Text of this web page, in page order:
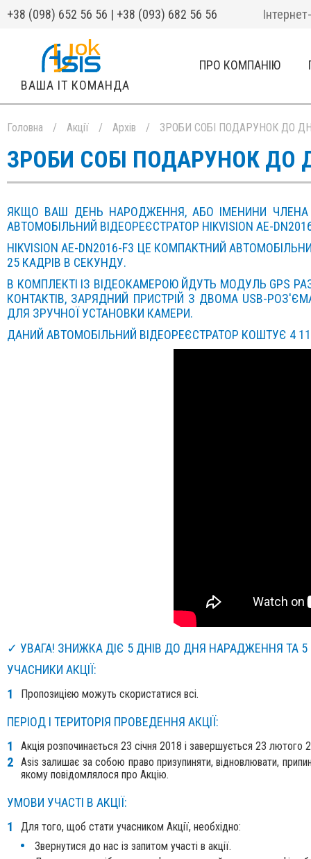
+38 (098) 652 56 56 | +38 (093) 682 56 56
ВАША IT КОМАНДА
ПРО КОМПАНІЮ
Головна / Акції / Архів / ЗРОБИ СОБІ ПОДАРУНОК ДО
ЗРОБИ СОБІ ПОДАРУНОК
ЯКЩО ВАШ ДЕНЬ НАРОДЖЕННЯ, АБО ІМЕНИНИ ЧЛЕНА
АВТОМОБІЛЬНИЙ ВІДЕОРЕЄСТРАТОР HIKVISION AE-
HIKVISION AE-DN2016-F3 ЦЕ КОМПАКТНИЙ
25 КАДРІВ В СЕКУНДУ.
В КОМПЛЕКТІ ІЗ ВІДЕОКАМЕРОЮ ЙДУТЬ МОДУЛЬ GPS
КОНТАКТІВ, ЗАРЯДНИЙ ПРИСТРІЙ З ДВОМА USB-
ДЛЯ ЗРУЧНОЇ УСТАНОВКИ КАМЕРИ.
ДАНИЙ АВТОМОБІЛЬНИЙ ВІДЕОРЕЄСТРАТОР КОШТУЄ 4
✓ УВАГА! ЗНИЖКА ДІЄ 5 ДНІВ ДО ДНЯ НАРАДЖЕННЯ ТА 5
УЧАСНИКИ АКЦІЇ:
Пропозицією можуть скористатися всі.
ПЕРІОД І ТЕРИТОРІЯ ПРОВЕДЕННЯ АКЦІЇ:
Акція розпочинається 23 січня 2018 і завершується 23 лютого
Asis залишає за собою право призупиняти, відновлювати,
якому повідомлялося про Акцію.
УМОВИ УЧАСТІ В АКЦІЇ:
Для того, щоб стати учасником Акції, необхідно:
Звернутися до нас із запитом участі в акції.